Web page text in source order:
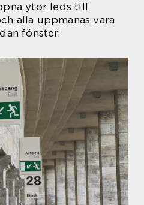
ytor leds till
alla uppmanas vara
fönster.